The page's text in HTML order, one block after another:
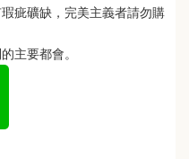
疵礦缺，完美主義者請勿購
主要都會。